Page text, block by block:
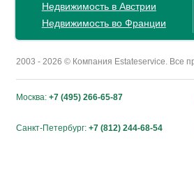
Недвижимость в Австрии
Недвижимость во Франции
2003 - 2026 © Компания Estateservice. Все
Москва: +7 (495) 266-65-87
Санкт-Петербург: +7 (812) 244-68-54